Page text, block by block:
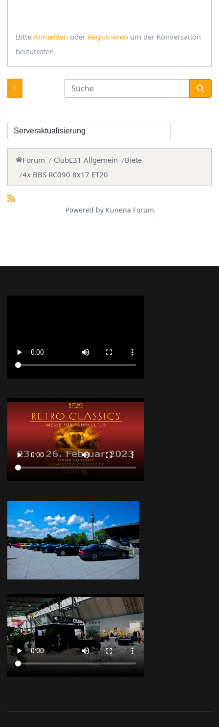
Bitte Anmelden oder Registrieren um der Konversation
beizutreten.
1
Forum ClubE31 Allgemein
Biete
4x BBS RC090 8x17 ET20
Powered by Kunena Forum